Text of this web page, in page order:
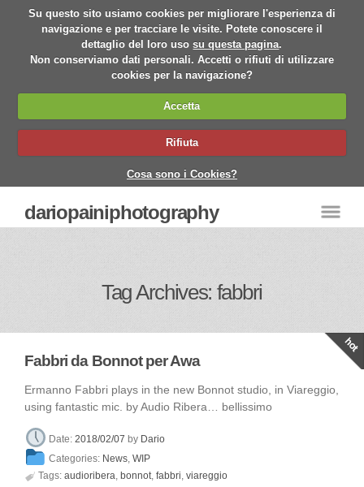
Su questo sito usiamo cookies per migliorare l'esperienza di
navigazione e per tracciare le visite. Potete conoscere il
dettaglio del loro usosu questa pagina.
Non conserviamo dati personali. Accetti o rifiuti di utilizzare
cookies per la navigazione?
Accetta
Rifiuta
Cosa sono i Cookies?
dariopainiphotography
Tag Archives: fabbri
Fabbri da Bonnot per Awa
Ermanno Fabbri plays in the new Bonnot studio, in Viareggio,
using fantastic mic. by Audio Ribera… bellissimo
Date:2018/02/07 by Dario
Categories: News,WIP
 Tags: audioribera bonnot fabbri viareggio